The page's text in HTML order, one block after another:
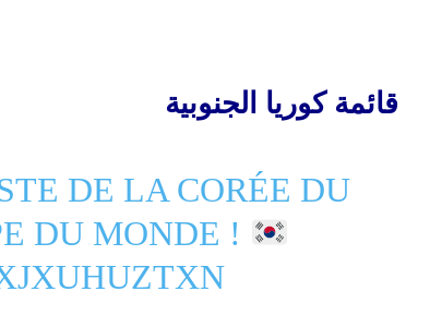
قائمة كوريا الجنوبية
DE LA CORÉE DU
DU MONDE !